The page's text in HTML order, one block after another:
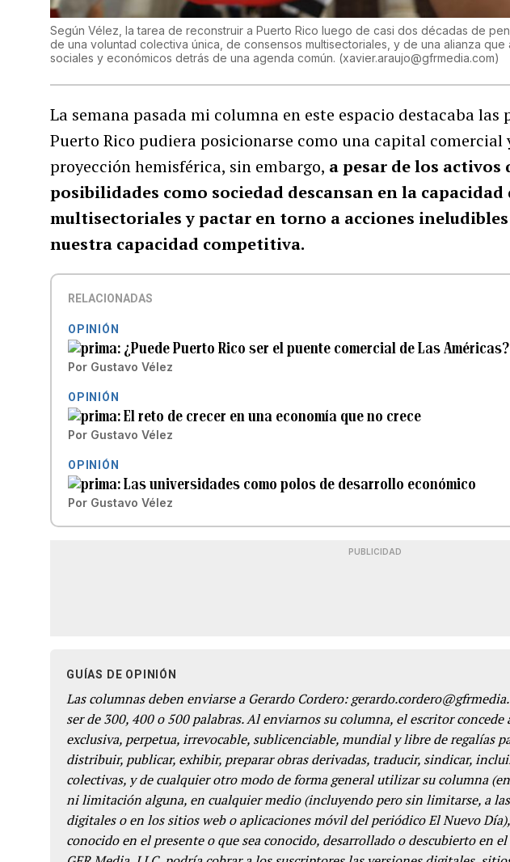
Según Vélez, la tarea de reconstruir a Puerto Rico luego de casi dos décadas de
de una voluntad colectiva única, de consensos multisectoriales, y de una alianza
sociales y económicos detrás de una agenda común. (xavier.araujo@gfrmedia.com)
La semana pasada mi columna en este espacio destacaba las
Puerto Rico pudiera posicionarse como una capital comercial
proyección hemisférica, sin embargo, a pesar de los activos
posibilidades como sociedad descansan en la capacidad
multisectoriales y pactar en torno a acciones
nuestra capacidad competitiva.
RELACIONADAS
OPINIÓN
¿Puede Puerto Rico ser el puente comercial de Las Américas?
Por Gustavo Vélez
OPINIÓN
El reto de crecer en una economía que no crece
Por Gustavo Vélez
OPINIÓN
Las universidades como polos de desarrollo económico
Por Gustavo Vélez
PUBLICIDAD
GUÍAS DE OPINIÓN
Las columnas deben enviarse a Gerardo Cordero:
ser de 300, 400 o 500 palabras. Al enviarnos su columna, el escritor concede
exclusiva, perpetua, irrevocable, sublicenciable, mundial y libre de regalías
distribuir, publicar, exhibir, preparar obras derivadas, traducir, sindicar,
colectivas, y de cualquier otro modo de forma general utilizar su columna
ni limitación alguna, en cualquier medio (incluyendo pero sin limitarse, a
digitales o en los sitios web o aplicaciones móvil del periódico El Nuevo
conocido en el presente o que sea conocido, desarrollado o descubierto en